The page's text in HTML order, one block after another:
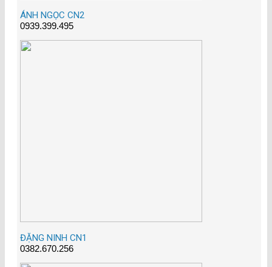
ÁNH NGỌC CN2
0939.399.495
ĐẶNG NINH CN1
0382.670.256